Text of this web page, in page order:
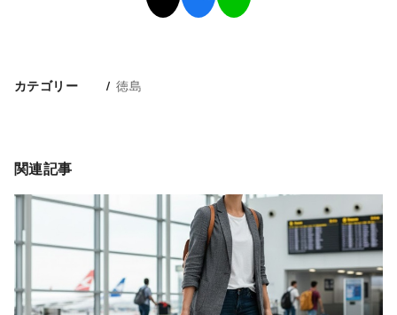
カテゴリー 徳島
関連記事